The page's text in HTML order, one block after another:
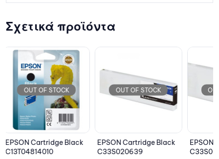
Σχετικά προϊόντα
OUT OF STOCK
EPSON Cartridge Black
C33S020639
OUT OF STOCK
EPSON Cartridge Cyan
C33S020641